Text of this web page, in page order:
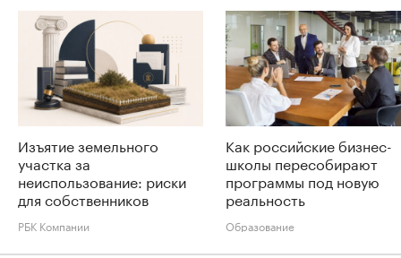
Изъятие земельного
участка за
неиспользование: риски
для собственников
РБК Компании
Как российские бизнес-
школы пересобирают
программы под новую
реальность
Образование